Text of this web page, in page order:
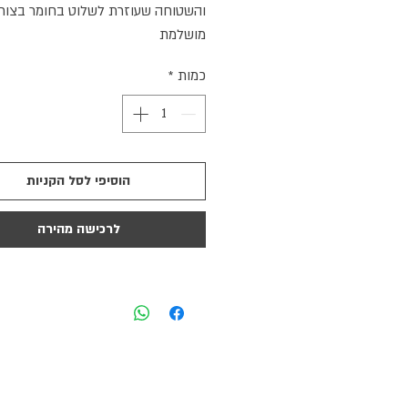
והשטוחה שעוזרת לשלוט בחומר
מושלמת
כמות *
הוסיפי לסל הקניות
לרכישה מהירה